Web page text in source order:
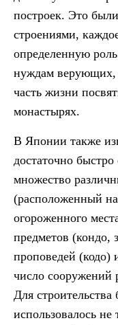
построек. Это
строениями,
определенную
нуждам верующих,
часть жизни
монастырях.
В Японии также
достаточно
множество
(расположенный
огороженного
предметов (кондо,
проповедей (кодо)
число сооружений
Для строительства
использовалось не